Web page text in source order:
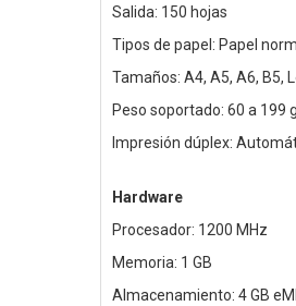
Salida: 150 hojas
Tipos de papel: Papel
Tamaños: A4, A5, A6, B5,
Peso soportado: 60 a 199
Impresión dúplex:
Hardware
Procesador: 1200 MHz
Memoria: 1 GB
Almacenamiento: 4 GB